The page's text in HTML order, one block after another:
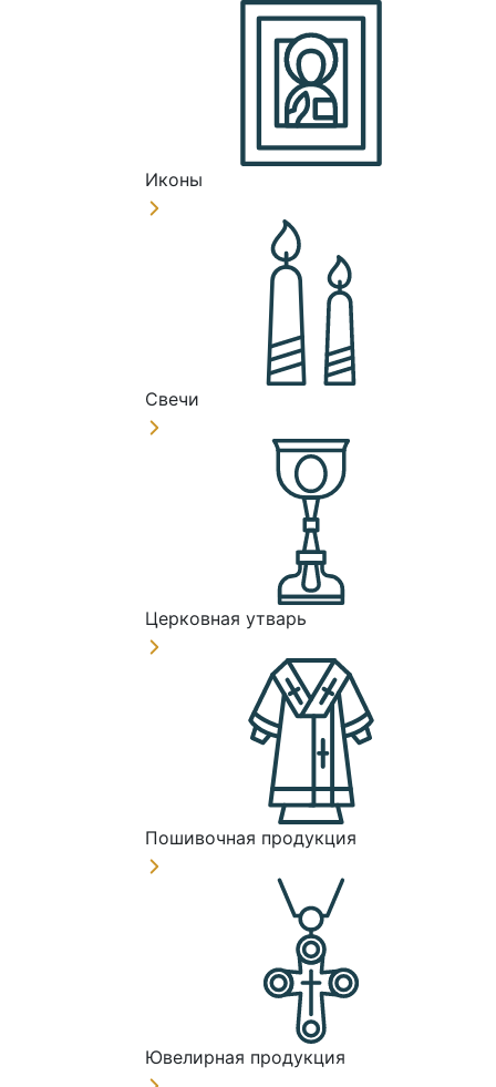
Иконы
Свечи
Церковная утварь
Пошивочная продукция
Ювелирная продукция